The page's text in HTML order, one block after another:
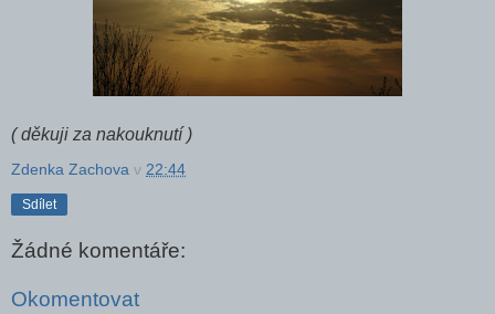
( děkuji za nakouknutí )
Zdenka Zachova v 22:44
Sdílet
Žádné komentáře:
Okomentovat